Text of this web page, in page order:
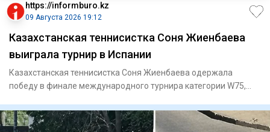
https://informburo.kz
09 Августа 2026 19:12
Казахстанская теннисистка Соня Жиенбаева
выиграла турнир в Испании
Казахстанская теннисистка Соня Жиенбаева одержала
победу в финале международного турнира категории W75,